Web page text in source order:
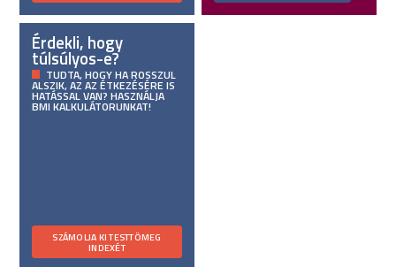
Érdekli, hogy
túlsúlyos-e?
TUDTA, HOGY HA ROSSZUL
ALSZIK, AZ AZ ÉTKEZÉSÉRE IS
HATÁSSAL VAN? HASZNÁLJA
BMI KALKULÁTORUNKAT!
SZÁMOLJA KI TESTTÖMEG
INDEXÉT